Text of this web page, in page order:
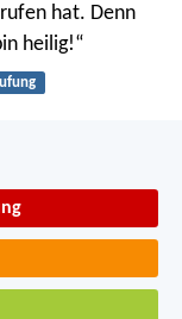
hat. Denn
heilig!“